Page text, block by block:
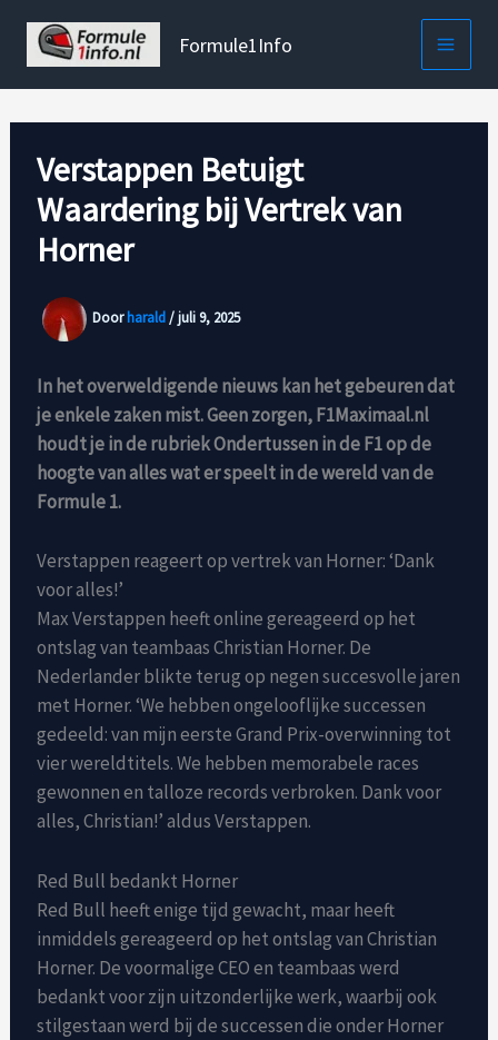
Formule1Info
Verstappen Betuigt
Waardering bij Vertrek van
Horner
Doorharald/juli 9, 2025
In het overweldigende nieuws kan het gebeuren dat
je enkele zaken mist. Geen zorgen, F1Maximaal.nl
houdt je in de rubriek Ondertussen in de F1 op de
hoogte van alles wat er speelt in de wereld van de
Formule 1.
Verstappen reageert op vertrek van Horner: ‘Dank
voor alles!’
Max Verstappen heeft online gereageerd op het
ontslag van teambaas Christian Horner. De
Nederlander blikte terug op negen succesvolle jaren
met Horner. ‘We hebben ongelooflijke successen
gedeeld: van mijn eerste Grand Prix-overwinning tot
vier wereldtitels. We hebben memorabele races
gewonnen en talloze records verbroken. Dank voor
alles, Christian!’ aldus Verstappen.
Red Bull bedankt Horner
Red Bull heeft enige tijd gewacht, maar heeft
inmiddels gereageerd op het ontslag van Christian
Horner. De voormalige CEO en teambaas werd
bedankt voor zijn uitzonderlijke werk, waarbij ook
stilgestaan werd bij de successen die onder Horner